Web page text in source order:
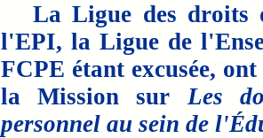
La Ligue des droits
l'EPI, la Ligue de
FCPE étant excusée,
la Mission surLes
personnel au sein de